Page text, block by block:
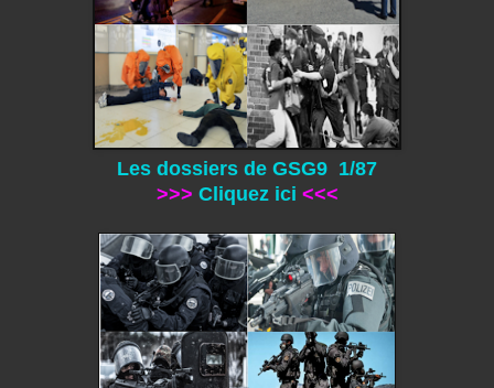
Les dossiers de GSG9 1/87
>>> Cliquez ici <<<